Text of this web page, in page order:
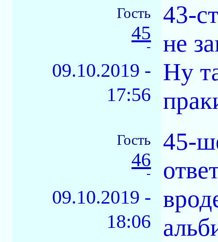
Гость
45
-
09.10.2019 -
17:56
43-
не
Ну
Гость
46
-
09.10.2019 -
18:06
45-